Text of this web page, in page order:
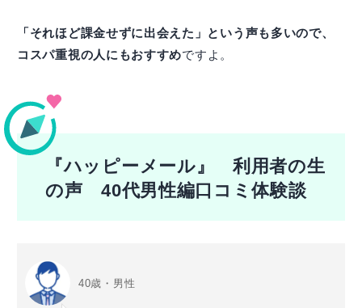
「それほど課金せずに出会えた」という声も多いので、
コスパ重視の人にもおすすめですよ。
『ハッピーメール』 利用者の生
の声 40代男性編口コミ体験談
40歳・男性